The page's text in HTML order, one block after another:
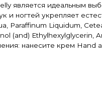
является идеальным
и ногтей укрепляет
Paraffinum Liquidum,
(and) Ethylhexylglycerin,
нанесите крем Hand